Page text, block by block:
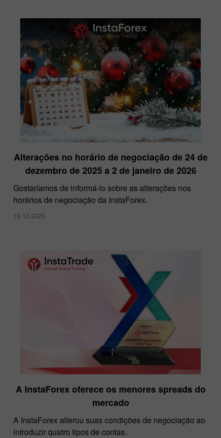
Alterações no horário de negociação de 24 de
dezembro de 2025 a 2 de janeiro de 2026
Gostaríamos de informá-lo sobre as alterações nos
horários de negociação da InstaForex.
19.12.2025
A InstaForex oferece os menores spreads do
mercado
A InstaForex alterou suas condições de negociação ao
introduzir quatro tipos de contas.